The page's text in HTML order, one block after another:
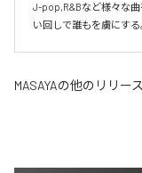
J-pop,R&Bなど様々な
い回しで誰もを虜にする
MASAYAの他のリリース